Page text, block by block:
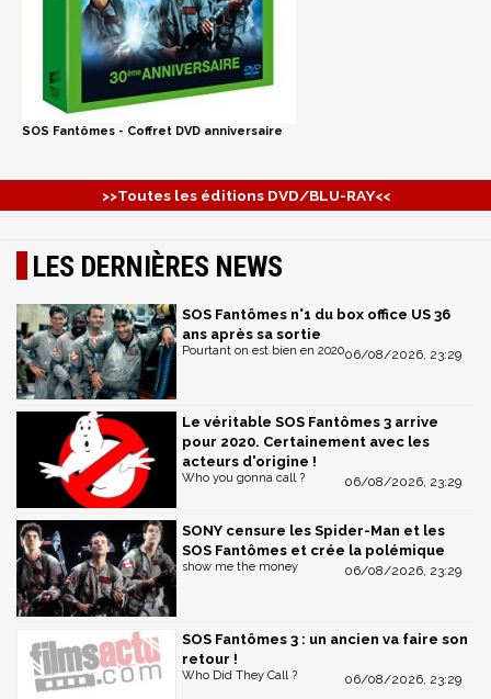
SOS Fantômes - Coffret DVD anniversaire
>>Toutes les éditions DVD/BLU-RAY<<
LES DERNIÈRES NEWS
SOS Fantômes n°1 du box office US 36
ans après sa sortie
06/08/2026, 23:29
Pourtant on est bien en 2020
Le véritable SOS Fantômes 3 arrive
pour 2020. Certainement avec les
acteurs d'origine !
06/08/2026, 23:29
Who you gonna call ?
SONY censure les Spider-Man et les
SOS Fantômes et crée la polémique
06/08/2026, 23:29
show me the money
SOS Fantômes 3 : un ancien va faire son
retour !
06/08/2026, 23:29
Who Did They Call ?